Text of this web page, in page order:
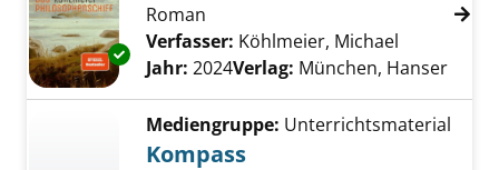
Exemplar-Details von Das Philosophenschiff
Roman
Verfasser: Köhlmeier, Michael
Jahr: 2024Verlag: München, Hanser
Mediengruppe: Unterrichtsmaterial
Kompass